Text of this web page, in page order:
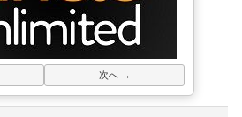
次へ →